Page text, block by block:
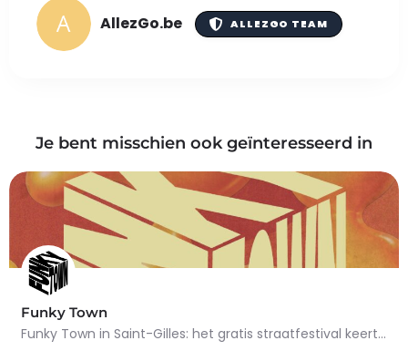
AllezGo.be ALLEZGO TEAM
Je bent misschien ook geïnteresseerd in
Funky Town
Funky Town in Saint-Gilles: het gratis straatfestival keert terug op 22 augustus 2026.Op zaterdag 22 augustus…